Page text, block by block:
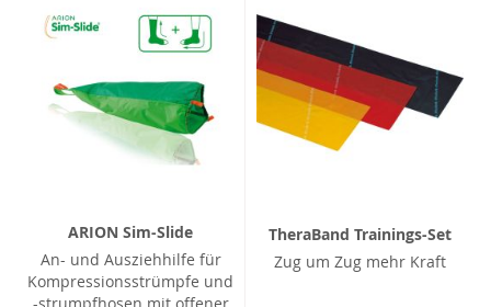
ARION Sim-Slide
An- und Ausziehhilfe für
Kompressionsstrümpfe und
TheraBand Trainings-Set
Zug um Zug mehr Kraft